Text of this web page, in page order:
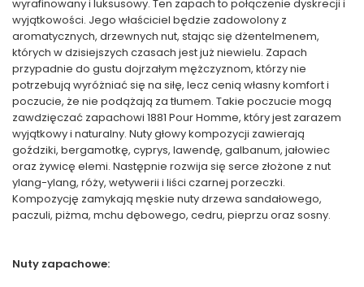
wyrafinowany i luksusowy. Ten zapach to połączenie dyskrecji i
wyjątkowości. Jego właściciel będzie zadowolony z
aromatycznych, drzewnych nut, stając się dżentelmenem,
których w dzisiejszych czasach jest już niewielu. Zapach
przypadnie do gustu dojrzałym mężczyznom, którzy nie
potrzebują wyróżniać się na siłę, lecz cenią własny komfort i
poczucie, że nie podążają za tłumem. Takie poczucie mogą
zawdzięczać zapachowi 1881 Pour Homme, który jest zarazem
wyjątkowy i naturalny. Nuty głowy kompozycji zawierają
goździki, bergamotkę, cyprys, lawendę, galbanum, jałowiec
oraz żywicę elemi. Następnie rozwija się serce złożone z nut
ylang-ylang, róży, wetywerii i liści czarnej porzeczki.
Kompozycję zamykają męskie nuty drzewa sandałowego,
paczuli, piżma, mchu dębowego, cedru, pieprzu oraz sosny.
Nuty zapachowe: